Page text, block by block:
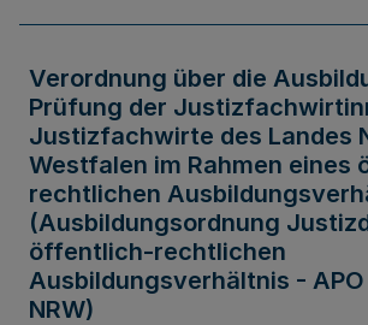
Verordnung über die
Prüfung der
Justizfachwirte des Landes
Westfalen im Rahmen eines
rechtlichen
(Ausbildungsordnung
öffentlich-rechtlichen
Ausbildungsverhältnis - APO
NRW)